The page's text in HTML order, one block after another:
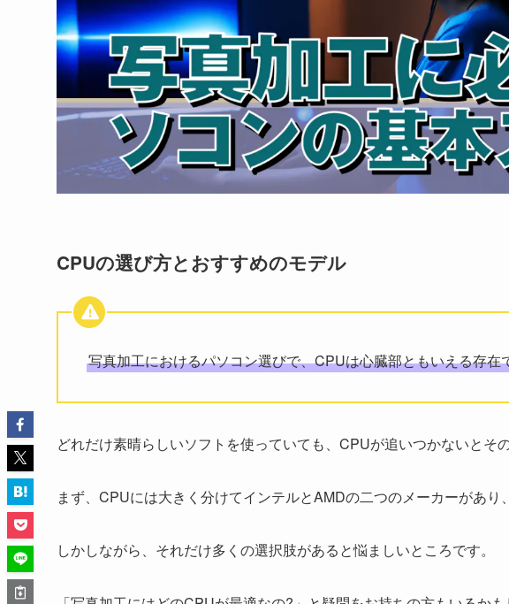
CPUの選び方とおすすめのモデル
写真加工におけるパソコン選びで、CPUは心臓部ともいえる存在
どれだけ素晴らしいソフトを使っていても、CPUが追いつかないとそ
まず、CPUには大きく分けてインテルとAMDの二つのメーカーがあり
しかしながら、それだけ多くの選択肢があると悩ましいところです。